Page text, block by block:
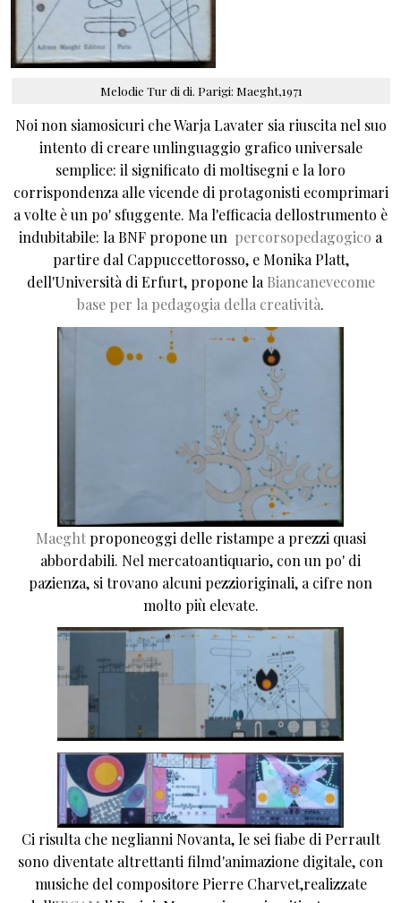
Melodie Tur di di. Parigi: Maeght,1971
Noi non siamosicuri che Warja Lavater sia riuscita nel suo
intento di creare unlinguaggio grafico universale
semplice: il significato di moltisegni e la loro
corrispondenza alle vicende di protagonisti ecomprimari
a volte è un po' sfuggente. Ma l'efficacia dellostrumento è
indubitabile: la BNF propone un percorsopedagogico a
partire dal Cappuccettorosso, e Monika Platt,
dell'Università di Erfurt, propone laBiancanevecome
base per la pedagogia della creatività.
Maeghtproponeoggi delle ristampe a prezzi quasi
abbordabili. Nel mercatoantiquario, con un po' di
pazienza, si trovano alcuni pezzioriginali, a cifre non
molto più elevate.
Ci risulta che neglianni Novanta, le sei fiabe di Perrault
sono diventate altrettanti filmd'animazione digitale, con
musiche del compositore Pierre Charvet,realizzate